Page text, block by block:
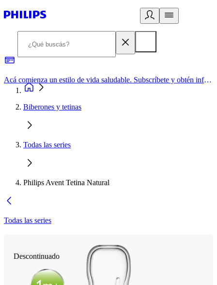
Acá comienza un estilo de vida saludable. Subscríbete y obtén información de primera mano
Biberones y tetinas
Todas las series
Philips Avent Tetina Natural
Todas las series
Descontinuado